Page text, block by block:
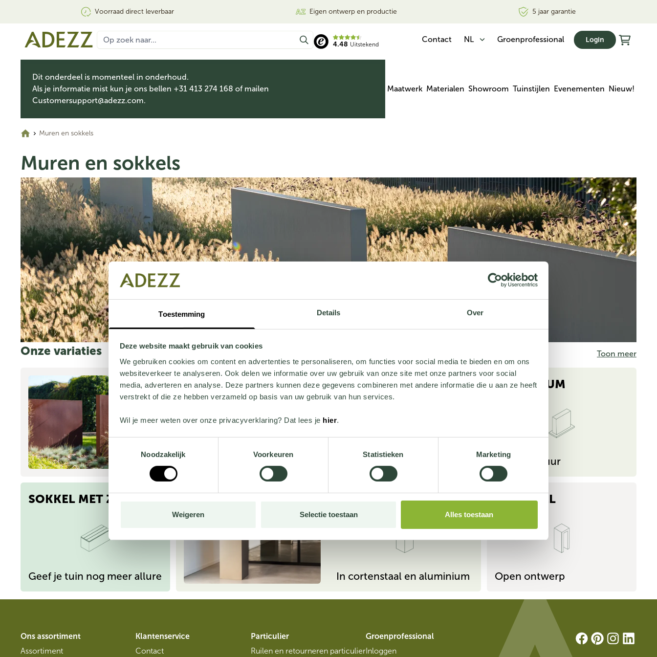
Toestemming Details Over
Deze website maakt gebruik van cookies
We gebruiken cookies om content en advertenties te personaliseren, om functies voor social media te bieden en om ons
websiteverkeer te analyseren. Ook delen we informatie over uw gebruik van onze site met onze partners voor social
media, adverteren en analyse. Deze partners kunnen deze gegevens combineren met andere informatie die u aan ze heeft
verstrekt of die ze hebben verzameld op basis van uw gebruik van hun services.
Wil je meer weten over onze privacyverklaring? Dat lees je hier.
Toestemmingsselectie
Noodzakelijk
Voorkeuren Statistieken Marketing
Weigeren Selectie toestaan Alles toestaan
Voorraad direct leverbaar Eigen ontwerp en productie 5 jaar garantie
4.48 Uitstekend
Contact NL Groenprofessional Login
Dit onderdeel is momenteel in onderhoud.
Als je informatie mist kun je ons bellen +31 413 274 168 of mailen
Customersupport@adezz.com.
Maatwerk Materialen Showroom Tuinstijlen Evenementen Nieuw!
Muren en sokkels
Muren en sokkels
Onze variaties Toon meer
CORTENSTAAL
Krachtige en warme muur
POLYESTER
Rustgevende muur
ALUMINIUM
Tijdloze muur
SOKKEL MET ZITTING
Geef je tuin nog meer allure In cortenstaal en aluminium
U-SOKKEL
Open ontwerp
Ons assortiment
Assortiment
Klantenservice
Contact
Particulier
Ruilen en retourneren particulier
Groenprofessional
Inloggen